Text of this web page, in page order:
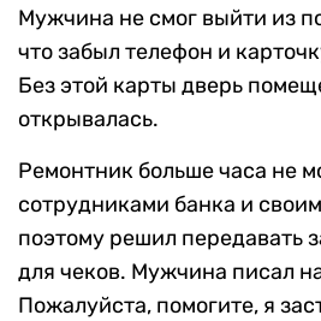
Мужчина не смог выйти из
что забыл телефон и
Без этой карты дверь
открывалась.
Ремонтник больше часа не
сотрудниками банка и
поэтому решил передавать
для чеков. Мужчина писал
Пожалуйста, помогите, я